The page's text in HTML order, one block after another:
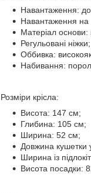
Навантаження: до
Навантаження на
Матеріал
Регульовані ніжки;
Оббивка:
Набивання:
Розміри крісла:
Висота: 147 см;
Глибина: 105 см;
Ширина: 52 см;
Довжина кушетки
Ширина із
Висота посадки: